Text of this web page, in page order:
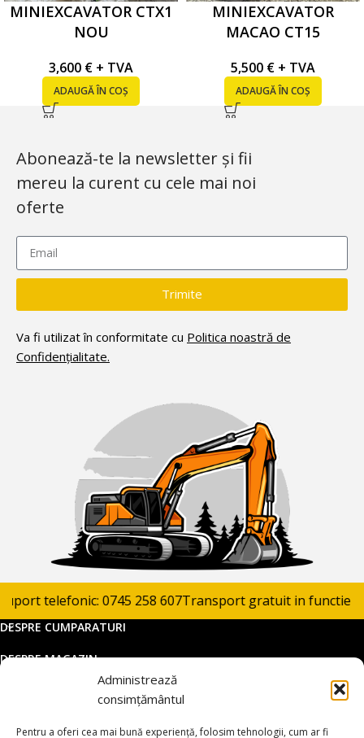
Administrează
consimțământul
Pentru a oferi cea mai bună experiență, folosim tehnologii, cum ar fi
MINIEXCAVATOR CTX1
NOU
3,600 € + TVA
ADAUGĂ ÎN COȘ
MINIEXCAVATOR
MACAO CT15
5,500 € + TVA
ADAUGĂ ÎN COȘ
Abonează-te la newsletter și fii
mereu la curent cu cele mai noi
oferte
Trimite
Va fi utilizat în conformitate cu Politica noastră de
Confidențialitate.
telefonic: 0745 258 607Transport gratuit in functie de
DESPRE CUMPARATURI
DESPRE MAGAZIN